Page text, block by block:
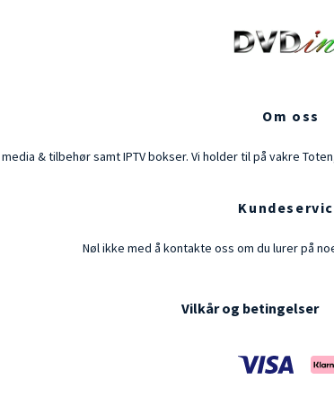
Om oss
& tilbehør samt IPTV bokser. Vi holder til på vakre
Nøl ikke med å kontakte oss om du lurer på
Vilkår og betingelser